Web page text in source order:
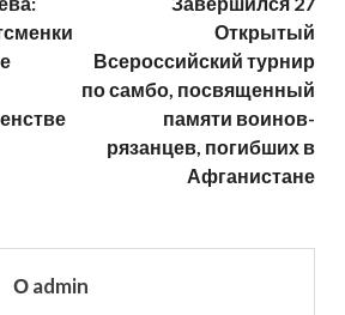
Открытый
Всероссийский турнир
по самбо, посвященный
памяти воинов-
рязанцев, погибших в
Афганистане
О admin